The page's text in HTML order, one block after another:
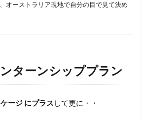
オーストラリア現地で自分の目で見て決め
ターンシッププラン
ージ にプラス して更に・・